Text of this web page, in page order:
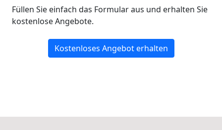
Füllen Sie einfach das Formular aus und erhalten Sie
kostenlose Angebote.
Kostenloses Angebot erhalten